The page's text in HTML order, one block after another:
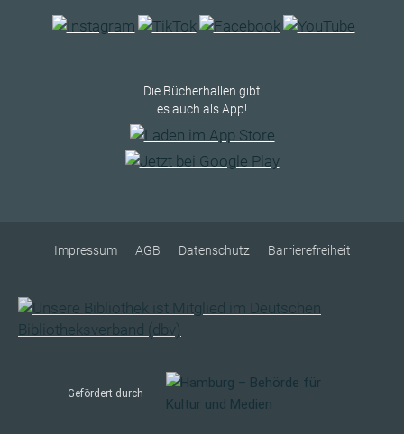
Die Bücherhallen gibt
es auch als App!
Impressum AGB Datenschutz Barrierefreiheit
Gefördert durch